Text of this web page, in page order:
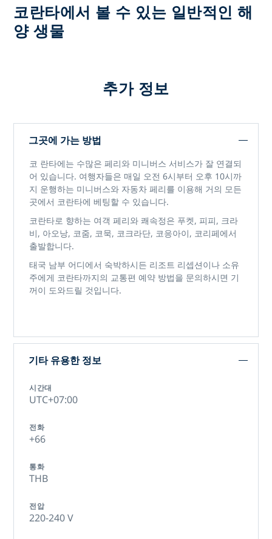
코란타에서 볼 수 있는 일반적인 해
양 생물
추가 정보
그곳에 가는 방법
코 란타에는 수많은 페리와 미니버스 서비스가 잘 연결되
어 있습니다. 여행자들은 매일 오전 6시부터 오후 10시까
지 운행하는 미니버스와 자동차 페리를 이용해 거의 모든
곳에서 코란타에 베팅할 수 있습니다.
코란타로 향하는 여객 페리와 쾌속정은 푸켓, 피피, 크라
비, 아오낭, 코줌, 코묵, 코크라단, 코응아이, 코리페에서
출발합니다.
태국 남부 어디에서 숙박하시든 리조트 리셉션이나 소유
주에게 코란타까지의 교통편 예약 방법을 문의하시면 기
꺼이 도와드릴 것입니다.
기타 유용한 정보
시간대
UTC+07:00
전화
+66
통화
THB
전압
220-240 V